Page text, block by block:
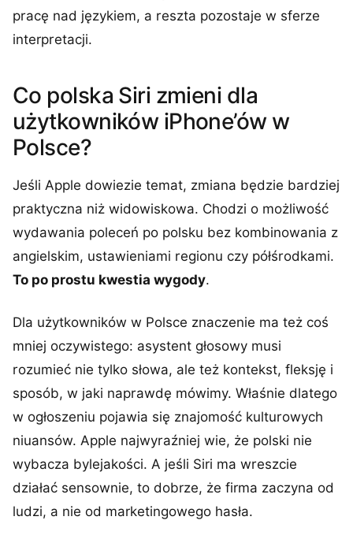
pracę nad językiem, a reszta pozostaje w sferze
interpretacji.
Co polska Siri zmieni dla
użytkowników iPhone’ów w
Polsce?
Jeśli Apple dowiezie temat, zmiana będzie bardziej
praktyczna niż widowiskowa. Chodzi o możliwość
wydawania poleceń po polsku bez kombinowania z
angielskim, ustawieniami regionu czy półśrodkami.
To po prostu kwestia wygody.
Dla użytkowników w Polsce znaczenie ma też coś
mniej oczywistego: asystent głosowy musi
rozumieć nie tylko słowa, ale też kontekst, fleksję i
sposób, w jaki naprawdę mówimy. Właśnie dlatego
w ogłoszeniu pojawia się znajomość kulturowych
niuansów. Apple najwyraźniej wie, że polski nie
wybacza bylejakości. A jeśli Siri ma wreszcie
działać sensownie, to dobrze, że firma zaczyna od
ludzi, a nie od marketingowego hasła.